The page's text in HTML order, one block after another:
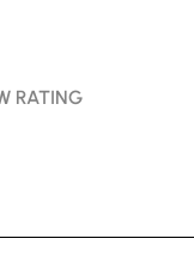
RATING